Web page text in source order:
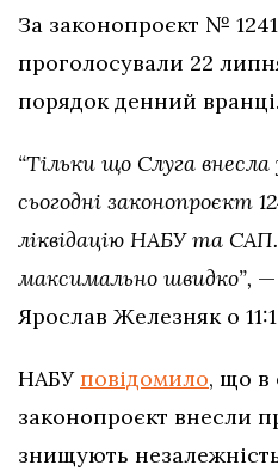
За законопроєкт №
проголосували 22
порядок денний вранці.
“Тільки що Слуга
сьогодні законопроєкт
ліквідацію НАБУ та
максимально швидко”, —
Ярослав Железняк о
НАБУ повідомило, що в
законопроєкт внесли
знищують